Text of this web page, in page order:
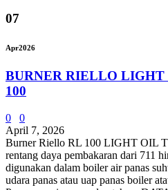
07
Apr2026
BURNER RIELLO LIGHT
100
0
0
April 7, 2026
Burner Riello RL 100 LIGHT OIL
rentang daya pembakaran dari 711
digunakan dalam boiler air panas
udara panas atau uap panas boiler